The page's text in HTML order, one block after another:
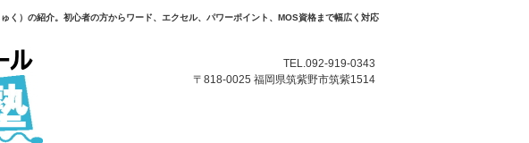
く）の紹介。初心者の方からワード、エクセル、パワーポイント、MOS資格まで幅広く対応
TEL.092-919-0343
〒818-0025 福岡県筑紫野市筑紫1514